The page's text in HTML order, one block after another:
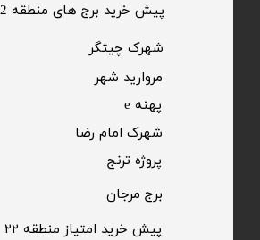
پیش خرید برج های منطقه 22
​پروژه ترنج
​شهرک چیتگر
مروارید شهر​​​​​​​
شهرک امام رضا
پهنه e
برج مرجان
پیش خرید امتیاز منطقه ۲۲​​​​​​​